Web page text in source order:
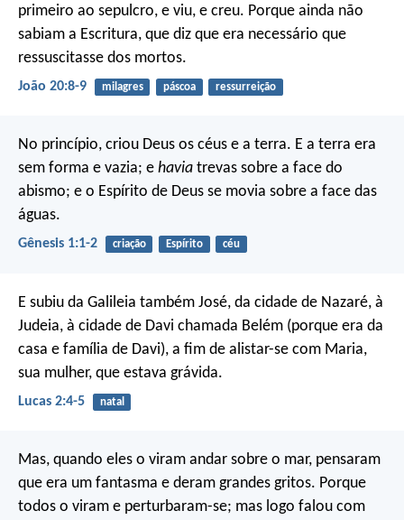
primeiro ao sepulcro, e viu, e creu. Porque ainda não
sabiam a Escritura, que diz que era necessário que
ressuscitasse dos mortos.
João 20:8-9 milagres páscoa ressurreição
No princípio, criou Deus os céus e a terra. E a terra era
sem forma e vazia; e havia trevas sobre a face do
abismo; e o Espírito de Deus se movia sobre a face das
águas.
Gênesis 1:1-2 criação Espírito céu
E subiu da Galileia também José, da cidade de Nazaré, à
Judeia, à cidade de Davi chamada Belém (porque era da
casa e família de Davi), a fim de alistar-se com Maria,
sua mulher, que estava grávida.
Lucas 2:4-5 natal
Mas, quando eles o viram andar sobre o mar, pensaram
que era um fantasma e deram grandes gritos. Porque
todos o viram e perturbaram-se; mas logo falou com